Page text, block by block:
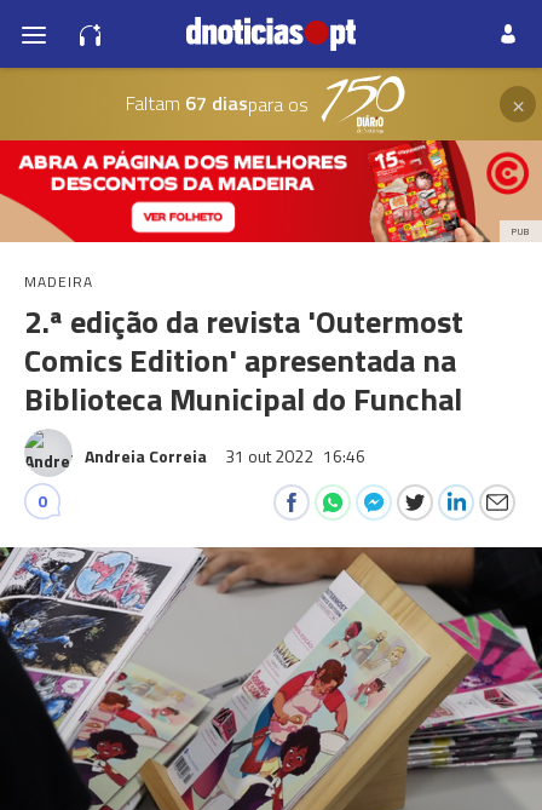
Faltam 67 diaspara os ×
PUB
MADEIRA
2.ª edição da revista 'Outermost
Comics Edition' apresentada na
Biblioteca Municipal do Funchal
Andreia Correia 31 out 2022 16:46
0